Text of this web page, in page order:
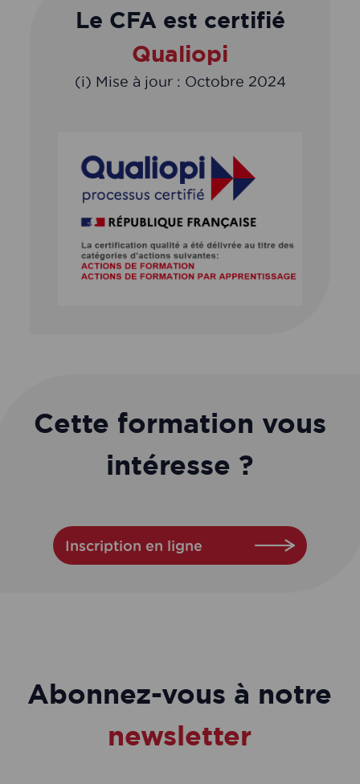
Le CFA est certifié
Qualiopi
(i) Mise à jour : Octobre 2024
Cette formation vous
intéresse ?
Inscription en ligne
Abonnez-vous à notre
newsletter